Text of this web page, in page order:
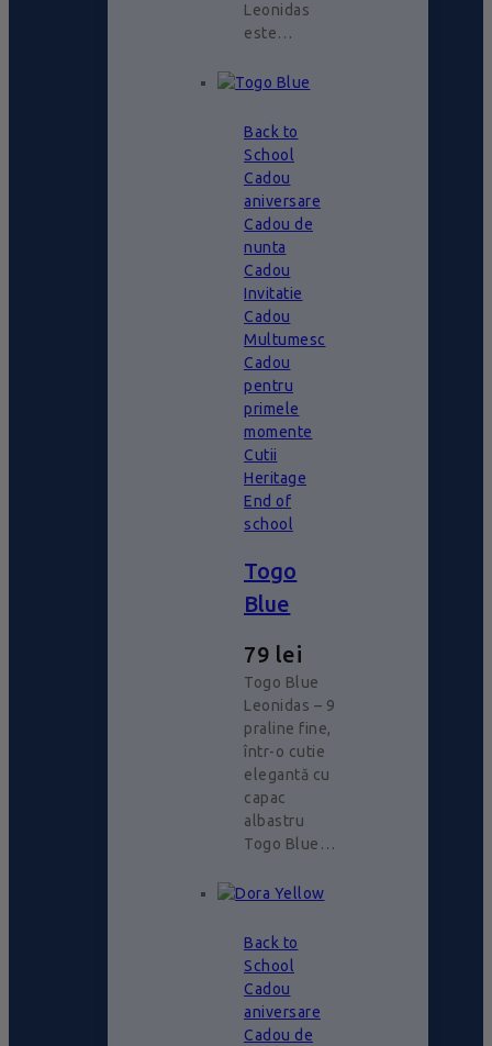
Leonidas
este…
Back to
School
Cadou
aniversare
Cadou de
nunta
Cadou
Invitatie
Cadou
Multumesc
Cadou
pentru
primele
momente
Cutii
Heritage
End of
school
Togo
Blue
79 lei
Togo Blue
Leonidas – 9
praline fine,
într-o cutie
elegantă cu
capac
albastru
Togo Blue…
Back to
School
Cadou
aniversare
Cadou de